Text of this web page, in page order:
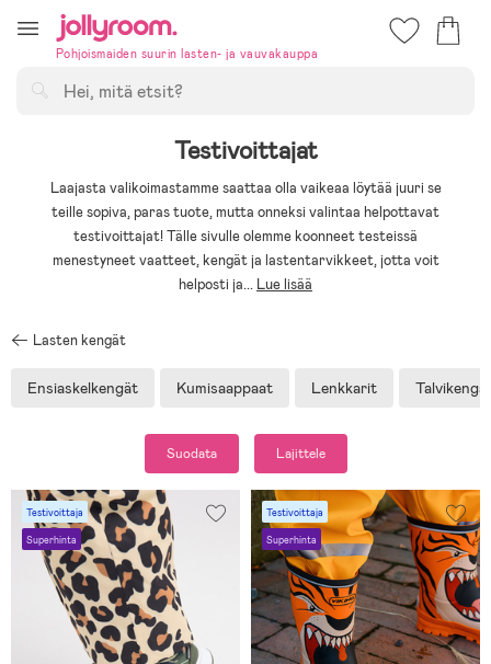
till
innehålletPohjoismaiden suurin lasten- ja vauvakauppa
Testivoittajat
Laajasta valikoimastamme saattaa olla vaikeaa löytää juuri se
teille sopiva, paras tuote, mutta onneksi valintaa helpottavat
testivoittajat! Tälle sivulle olemme koonneet testeissä
menestyneet vaatteet, kengät ja lastentarvikkeet, jotta voit
helposti ja... Lue lisää
Lasten kengät
Ensiaskelkengät Kumisaappaat Lenkkarit
Suodata Lajittele
Testivoittaja
Superhinta
Testivoittaja
Superhinta